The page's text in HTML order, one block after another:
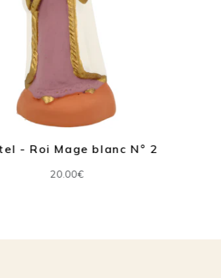
- Roi Mage blanc N° 2
20.00€